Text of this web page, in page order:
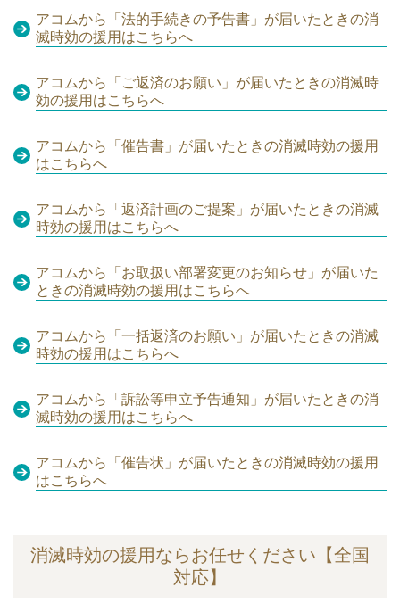
アコムから「法的手続きの予告書」が届いたときの消
滅時効の援用はこちらへ
アコムから「ご返済のお願い」が届いたときの消滅時
効の援用はこちらへ
アコムから「催告書」が届いたときの消滅時効の援用
はこちらへ
アコムから「返済計画のご提案」が届いたときの消滅
時効の援用はこちらへ
アコムから「お取扱い部署変更のお知らせ」が届いた
ときの消滅時効の援用はこちらへ
アコムから「一括返済のお願い」が届いたときの消滅
時効の援用はこちらへ
アコムから「訴訟等申立予告通知」が届いたときの消
滅時効の援用はこちらへ
アコムから「催告状」が届いたときの消滅時効の援用
はこちらへ
消滅時効の援用ならお任せください【全国
対応】